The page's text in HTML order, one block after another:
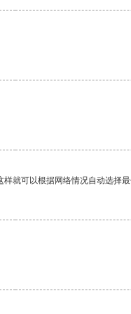
就可以根据网络情况自动选择